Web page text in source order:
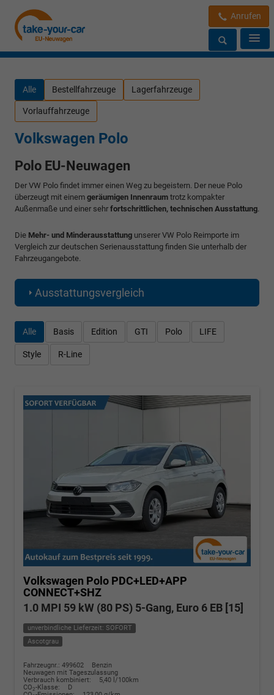
Anrufen
Alle Bestellfahrzeuge Lagerfahrzeuge
Vorlauffahrzeuge
Volkswagen Polo
Polo EU-Neuwagen
Der VW Polo findet immer einen Weg zu begeistern. Der neue Polo
überzeugt mit einem geräumigen Innenraum trotz kompakter
Außenmaße und einer sehr fortschrittlichen, technischen Ausstattung
Die Mehr- und Minderausstattung unserer VW Polo Reimporte im
Vergleich zur deutschen Serienausstattung finden Sie unterhalb der
Fahrzeugangebote.
Ausstattungsvergleich
Alle Basis Edition GTI Polo LIFE
Style R-Line
Volkswagen Polo PDC+LED+APP
CONNECT+SHZ
1.0 MPI 59 kW (80 PS) 5-Gang, Euro 6 EB [15]
unverbindliche Lieferzeit: SOFORT
Ascotgrau
Fahrzeugnr.: 499602
Benzin
Neuwagen mit Tageszulassung
Verbrauch kombiniert:
5,40 l/100km
CO2-Klasse:
D